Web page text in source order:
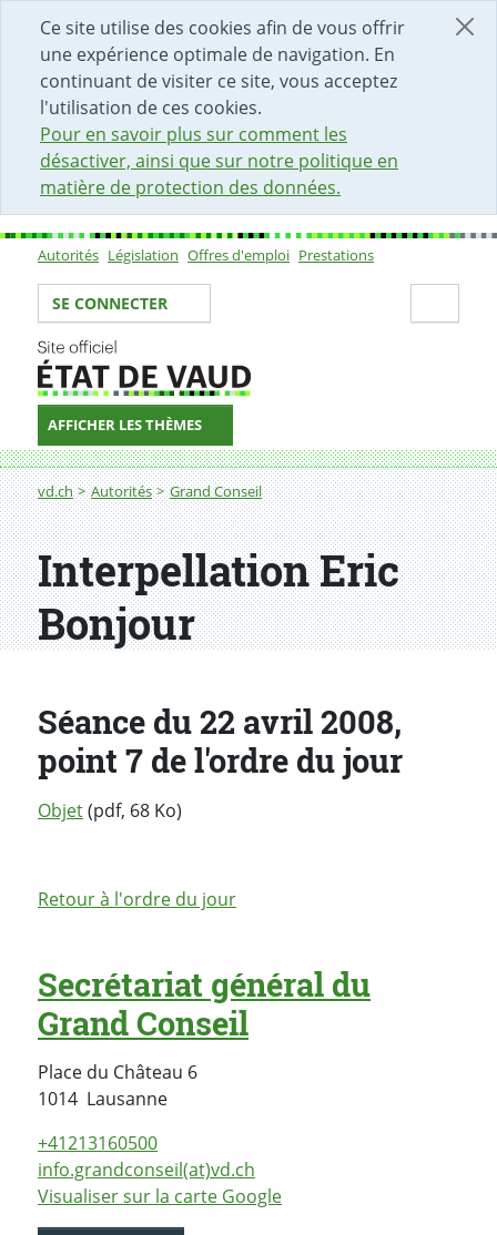
Ce site utilise des cookies afin de vous offrir
une expérience optimale de navigation. En
continuant de visiter ce site, vous acceptez
l'utilisation de ces cookies.
Pour en savoir plus sur comment les
désactiver, ainsi que sur notre politique en
matière de protection des données.
DÉBUT DU CONTENU DE LA PAGE
ACCÈS AU CHAMP DE RECHERCHE
PAGE D'ACCUEIL
FORMULAIRE DE CONTACT
Sous-navigation
Autorités Législation Offres d'emploi Prestations
Votre identité
SE CONNECTER
AFFICHER LES THÈMES
Fil d'Ariane
vd.ch Autorités Grand Conseil
Interpellation Eric
Bonjour
Séance du 22 avril 2008,
point 7 de l'ordre du jour
Objet(pdf, 68 Ko)
Retour à l'ordre du jour
Secrétariat général du
Grand Conseil
Place du Château 6
1014 LausanneSuisse
+41213160500
info.grandconseil(at)vd.ch
Visualiser sur la carte Google